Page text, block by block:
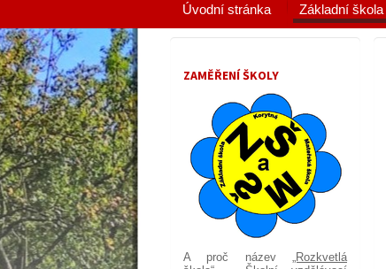
Úvodní stránka Základní škola
ZAMĚŘENÍ ŠKOLY
A proč název
„Rozkvetlá